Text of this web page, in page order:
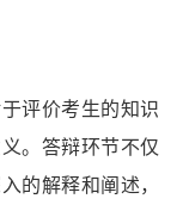
评价考生的知识
。答辩环节不仅
的解释和阐述，